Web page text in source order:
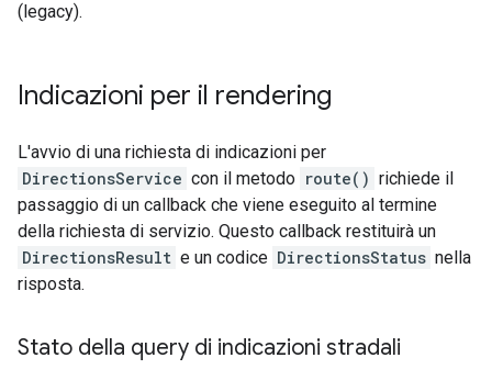
(legacy).
Indicazioni per il rendering
L'avvio di una richiesta di indicazioni per
DirectionsService con il metodo route() richiede il
passaggio di un callback che viene eseguito al termine
della richiesta di servizio. Questo callback restituirà un
DirectionsResult e un codice DirectionsStatus nella
risposta.
Stato della query di indicazioni stradali